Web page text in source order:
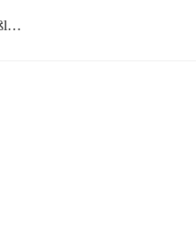
Ortsmusikkapelle St. Nikolai ob Draßling